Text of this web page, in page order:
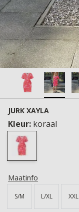
JURK XAYLA
Kleur: koraal
Maatinfo
S/M L/XL XXL